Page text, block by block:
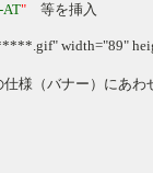
AT" 等を挿入
width="89"
様（バナー）にあわ